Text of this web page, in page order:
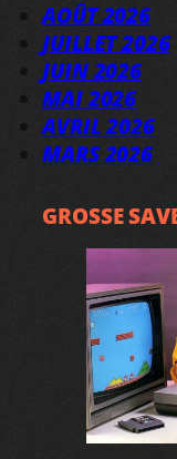
AOÛT 2026
JUILLET 2026
JUIN 2026
MAI 2026
AVRIL 2026
MARS 2026
GROSSE